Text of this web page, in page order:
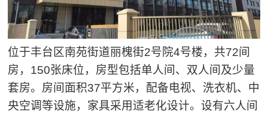
位于丰台区南苑街道丽槐街2号院4号楼，共72间
房，150张床位，房型包括单人间、双人间及少量
套房。房间面积37平方米，配备电视、洗衣机、中
央空调等设施，家具采用适老化设计。设有六人间